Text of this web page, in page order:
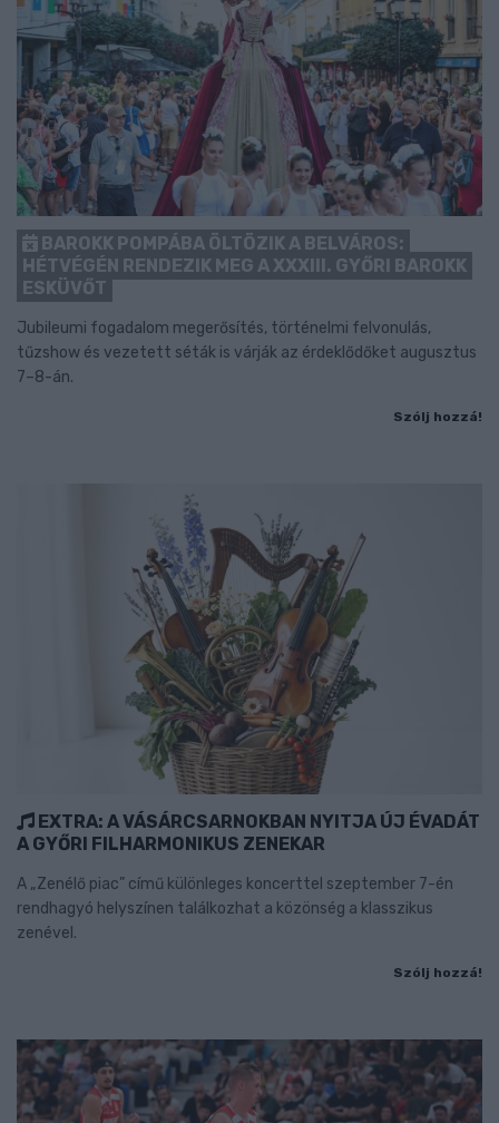
BAROKK POMPÁBA ÖLTÖZIK A BELVÁROS:
HÉTVÉGÉN RENDEZIK MEG A XXXIII. GYŐRI BAROKK
ESKÜVŐT
Jubileumi fogadalom megerősítés, történelmi felvonulás,
tűzshow és vezetett séták is várják az érdeklődőket augusztus
7–8-án.
Szólj hozzá!
EXTRA: A VÁSÁRCSARNOKBAN NYITJA ÚJ ÉVADÁT
A GYŐRI FILHARMONIKUS ZENEKAR
A „Zenélő piac” című különleges koncerttel szeptember 7-én
rendhagyó helyszínen találkozhat a közönség a klasszikus
zenével.
Szólj hozzá!